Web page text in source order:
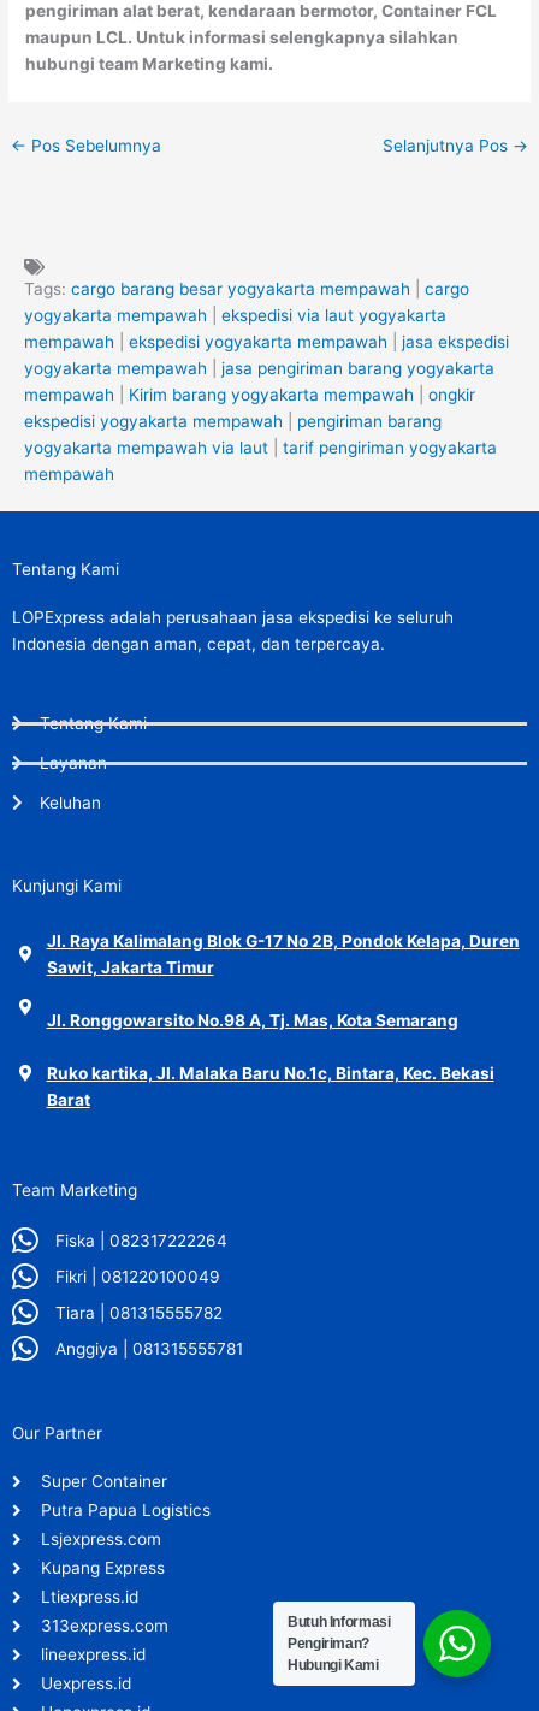
pengiriman alat berat, kendaraan bermotor, Container FCL
maupun LCL. Untuk informasi selengkapnya silahkan
hubungi team Marketing kami.
← Pos Sebelumnya Selanjutnya Pos →
Tags: cargo barang besar yogyakarta mempawah
cargo
yogyakarta mempawah
ekspedisi via laut yogyakarta
mempawah
ekspedisi yogyakarta mempawah
jasa ekspedisi
yogyakarta mempawah
jasa pengiriman barang yogyakarta
mempawah
Kirim barang yogyakarta mempawah
ongkir
ekspedisi yogyakarta mempawah
pengiriman barang
yogyakarta mempawah via laut
tarif pengiriman yogyakarta
mempawah
Tentang Kami
LOPExpress adalah perusahaan jasa ekspedisi ke seluruh
Indonesia dengan aman, cepat, dan terpercaya.
Tentang Kami
Layanan
Keluhan
Kunjungi Kami
Jl. Raya Kalimalang Blok G-17 No 2B, Pondok Kelapa, Duren
Sawit, Jakarta Timur
Jl. Ronggowarsito No.98 A, Tj. Mas, Kota Semarang
Ruko kartika, Jl. Malaka Baru No.1c, Bintara, Kec. Bekasi
Barat
Team Marketing
Fiska | 082317222264
Fikri | 081220100049
Tiara | 081315555782
Anggiya | 081315555781
Our Partner
Super Container
Putra Papua Logistics
Lsjexpress.com
Kupang Express
Ltiexpress.id
313express.com
lineexpress.id
Uexpress.id
Butuh Informasi
Pengiriman?
Hubungi Kami